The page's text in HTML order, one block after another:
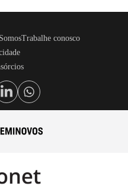
Trabalhe conosco